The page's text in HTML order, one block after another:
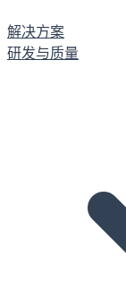
解决方案
研发与质量